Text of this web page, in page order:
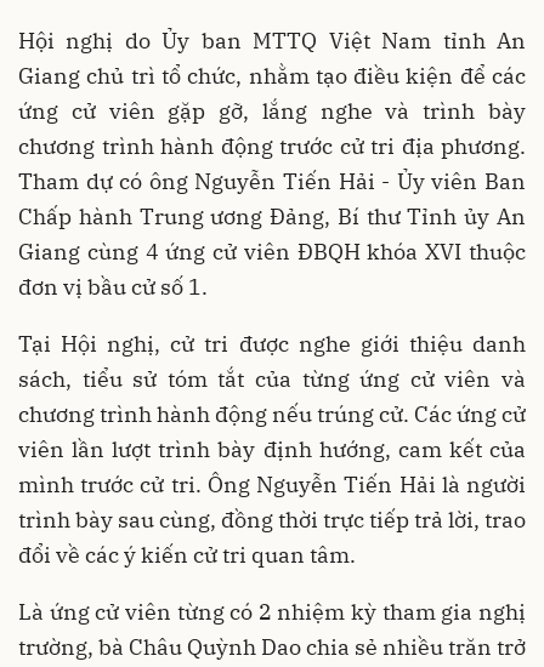
Hội nghị do Ủy ban MTTQ Việt Nam tỉnh An
Giang chủ trì tổ chức, nhằm tạo điều kiện để các
ứng cử viên gặp gỡ, lắng nghe và trình bày
chương trình hành động trước cử tri địa phương.
Tham dự có ông Nguyễn Tiến Hải - Ủy viên Ban
Chấp hành Trung ương Đảng, Bí thư Tỉnh ủy An
Giang cùng 4 ứng cử viên ĐBQH khóa XVI thuộc
đơn vị bầu cử số 1.
Tại Hội nghị, cử tri được nghe giới thiệu danh
sách, tiểu sử tóm tắt của từng ứng cử viên và
chương trình hành động nếu trúng cử. Các ứng cử
viên lần lượt trình bày định hướng, cam kết của
mình trước cử tri. Ông Nguyễn Tiến Hải là người
trình bày sau cùng, đồng thời trực tiếp trả lời, trao
đổi về các ý kiến cử tri quan tâm.
Là ứng cử viên từng có 2 nhiệm kỳ tham gia nghị
trường, bà Châu Quỳnh Dao chia sẻ nhiều trăn trở